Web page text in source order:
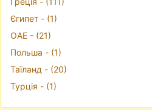
Єгипет - (1)
ОАЕ - (21)
Польша - (1)
Таїланд - (20)
Турцiя - (1)